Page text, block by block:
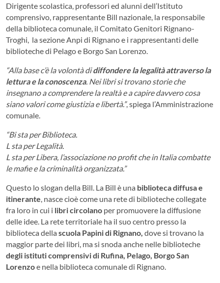
Dirigente scolastica, professori ed alunni dell’Istituto
comprensivo, rappresentante Bill nazionale, la responsabile
della biblioteca comunale, il Comitato Genitori Rignano-
Troghi, la sezione Anpi di Rignano e i rappresentanti delle
biblioteche di Pelago e Borgo San Lorenzo.
“Alla base c’è la volontà didiffondere la legalità attraverso la
lettura e la conoscenza. Nei libri si trovano storie che
insegnano a comprendere la realtà e a capire davvero cosa
siano valori come giustizia e libertà.”, spiega l’Amministrazione
comunale.
“Bi sta per Biblioteca.
L sta per Legalità.
L sta per Libera, l’associazione no profit che in Italia combatte
le mafie e la criminalità organizzata.”
Questo lo slogan della Bill. La Bill è una biblioteca diffusa e
itinerante, nasce cioè come una rete di biblioteche collegate
fra loro in cui i libri circolano per promuovere la diffusione
delle idee. La rete territoriale ha il suo centro presso la
biblioteca della scuola Papini di Rignano, dove si trovano la
maggior parte dei libri, ma si snoda anche nelle biblioteche
degli istituti comprensivi di Rufina, Pelago, Borgo San
Lorenzoe nella biblioteca comunale di Rignano.